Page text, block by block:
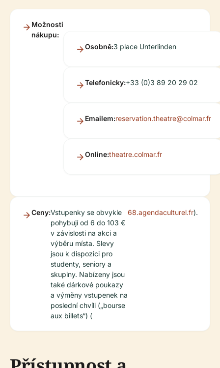
Možnosti
nákupu:
Osobně:3 place Unterlinden
Telefonicky:+33 (0)3 89 20 29 02
Emailem:reservation.theatre@colmar.fr
Online:theatre.colmar.fr
Ceny:Vstupenky se obvykle
pohybují od 6 do 103 €
v závislosti na akci a
výběru místa. Slevy
jsou k dispozici pro
studenty, seniory a
skupiny. Nabízeny jsou
také dárkové poukazy
a výměny vstupenek na
poslední chvíli („bourse
aux billets“) (
68.agendaculturel.fr).